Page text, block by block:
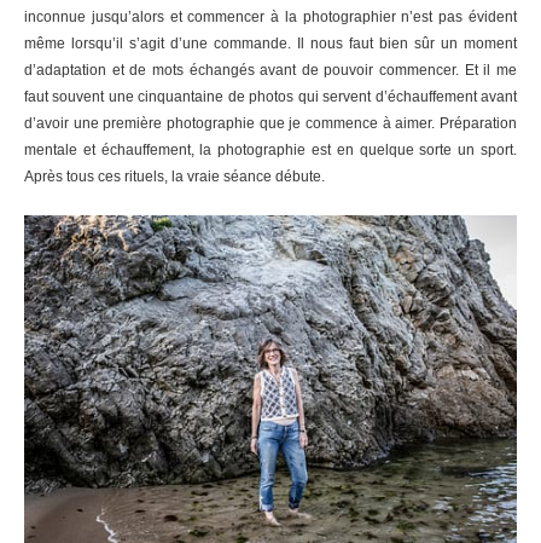
inconnue jusqu’alors et commencer à la photographier n’est pas évident
même lorsqu’il s’agit d’une commande. Il nous faut bien sûr un moment
d’adaptation et de mots échangés avant de pouvoir commencer. Et il me
faut souvent une cinquantaine de photos qui servent d’échauffement avant
d’avoir une première photographie que je commence à aimer. Préparation
mentale et échauffement, la photographie est en quelque sorte un sport.
Après tous ces rituels, la vraie séance débute.